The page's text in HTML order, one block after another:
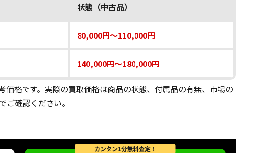
状態（中古品）
80,000円～110,000円
140,000円～180,000円
格です。実際の買取価格は商品の状態、付属品の有無、市場の
ご確認ください。
カンタン1分無料査定！